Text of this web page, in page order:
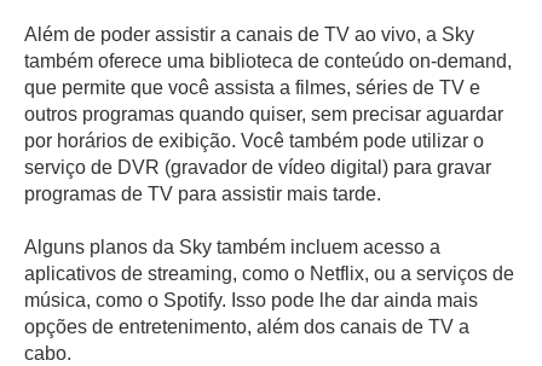
Além de poder assistir a canais de TV ao vivo, a Sky
também oferece uma biblioteca de conteúdo on-demand,
que permite que você assista a filmes, séries de TV e
outros programas quando quiser, sem precisar aguardar
por horários de exibição. Você também pode utilizar o
serviço de DVR (gravador de vídeo digital) para gravar
programas de TV para assistir mais tarde.
Alguns planos da Sky também incluem acesso a
aplicativos de streaming, como o Netflix, ou a serviços de
música, como o Spotify. Isso pode lhe dar ainda mais
opções de entretenimento, além dos canais de TV a
cabo.